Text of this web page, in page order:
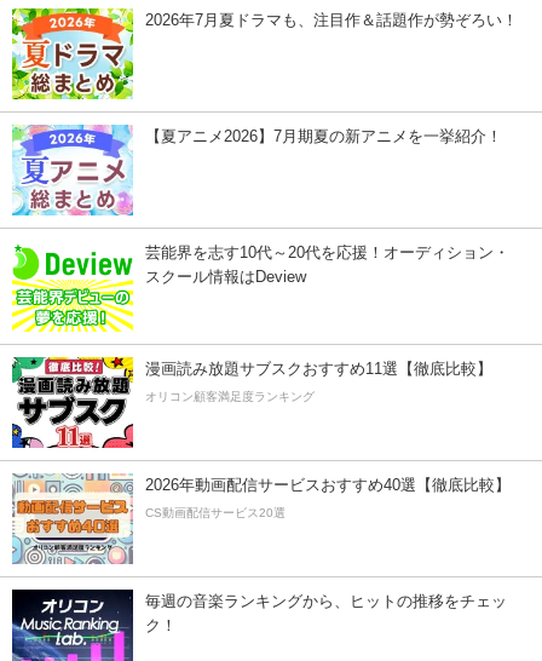
2026年7月夏ドラマも、注目作＆話題作が勢ぞろい！
【夏アニメ2026】7月期夏の新アニメを一挙紹介！
芸能界を志す10代～20代を応援！オーディション・
スクール情報はDeview
漫画読み放題サブスクおすすめ11選【徹底比較】
オリコン顧客満足度ランキング
2026年動画配信サービスおすすめ40選【徹底比較】
CS動画配信サービス20選
毎週の音楽ランキングから、ヒットの推移をチェッ
ク！